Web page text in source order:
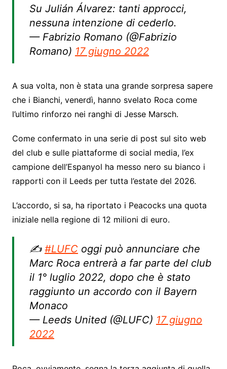
Su Julián Álvarez: tanti approcci,
nessuna intenzione di cederlo.
— Fabrizio Romano (@Fabrizio
Romano) 17 giugno 2022
A sua volta, non è stata una grande sorpresa sapere
che i Bianchi, venerdì, hanno svelato Roca come
l’ultimo rinforzo nei ranghi di Jesse Marsch.
Come confermato in una serie di post sul sito web
del club e sulle piattaforme di social media, l’ex
campione dell’Espanyol ha messo nero su bianco i
rapporti con il Leeds per tutta l’estate del 2026.
L’accordo, si sa, ha riportato i Peacocks una quota
iniziale nella regione di 12 milioni di euro.
✍️ #LUFC oggi può annunciare che
Marc Roca entrerà a far parte del club
il 1° luglio 2022, dopo che è stato
raggiunto un accordo con il Bayern
Monaco
— Leeds United (@LUFC) 17 giugno
2022